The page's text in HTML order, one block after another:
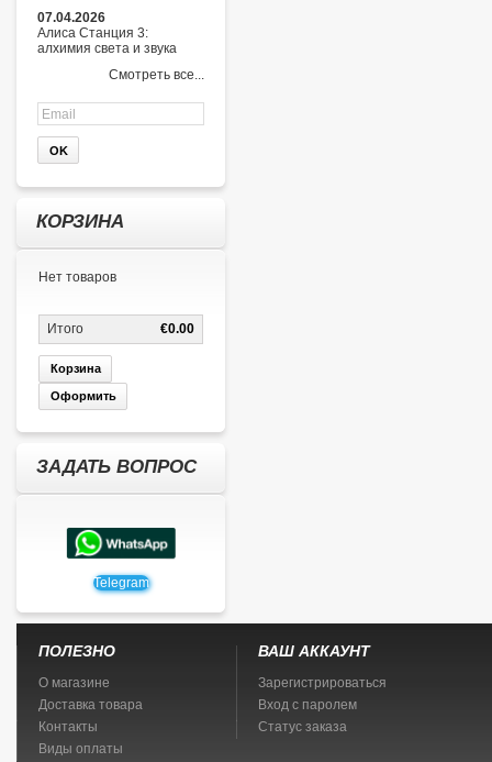
07.04.2026
Алиса Станция 3:
алхимия света и звука
Смотреть все...
КОРЗИНА
Нет товаров
€0.00
Итого
Корзина
Оформить
ЗАДАТЬ ВОПРОС
Telegram
ПОЛЕЗНО
О магазине
Доставка товара
Контакты
Виды оплаты
ВАШ АККАУНТ
Зарегистрироваться
Вход с паролем
Статус заказа